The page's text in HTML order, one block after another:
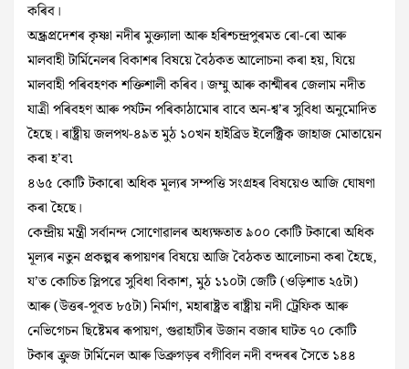
কৰিব।
অন্ধ্ৰপ্ৰদেশৰ কৃষ্ণা নদীৰ মুক্ত্যালা আৰু হৰিশ্চন্দ্ৰপুৰমত ৰো-ৰো আৰু
মালবাহী টার্মিনেলৰ বিকাশৰ বিষয়ে বৈঠকত আলোচনা কৰা হয়, যিয়ে
মালবাহী পৰিবহণক শক্তিশালী কৰিব। জম্মু আৰু কাশ্মীৰৰ জেলাম নদীত
যাত্ৰী পৰিবহণ আৰু পৰ্যটন পৰিকাঠামোৰ বাবে অন-শ্ব’ৰ সুবিধা অনুমোদিত
হৈছে। ৰাষ্ট্ৰীয় জলপথ-৪৯ত মুঠ ১০খন হাইব্রিড ইলেক্ট্রিক জাহাজ মোতায়েন
কৰা হ’ব৷
৪৬৫ কোটি টকাৰো অধিক মূল্যৰ সম্পত্তি সংগ্ৰহৰ বিষয়েও আজি ঘোষণা
কৰা হৈছে।
কেন্দ্রীয় মন্ত্রী সর্বানন্দ সোণোৱালৰ অধ্যক্ষতাত ৯০০ কোটি টকাৰো অধিক
মূল্যৰ নতুন প্ৰকল্পৰ ৰূপায়ণৰ বিষয়ে আজি বৈঠকত আলোচনা কৰা হৈছে,
য’ত কোচিত স্লিপৱে সুবিধা বিকাশ, মুঠ ১১০টা জেটি (ওড়িশাত ২৫টা)
আৰু (উত্তৰ-পূবত ৮৫টা) নিৰ্মাণ, মহাৰাষ্ট্ৰত ৰাষ্ট্ৰীয় নদী ট্ৰেফিক আৰু
নেভিগেচন ছিষ্টেমৰ ৰূপায়ণ, গুৱাহাটীৰ উজান বজাৰ ঘাটত ৭০ কোটি
টকাৰ ক্রুজ টার্মিনেল আৰু ডিব্ৰুগড়ৰ বগীবিল নদী বন্দৰৰ সৈতে ১৪৪